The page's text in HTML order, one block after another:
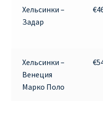
БИЛЕТЫ RYANAIR |
БРОНИРОВАНИЕ
Хельсинки –
Задар
Хельсинки –
Венеция
Марко Поло